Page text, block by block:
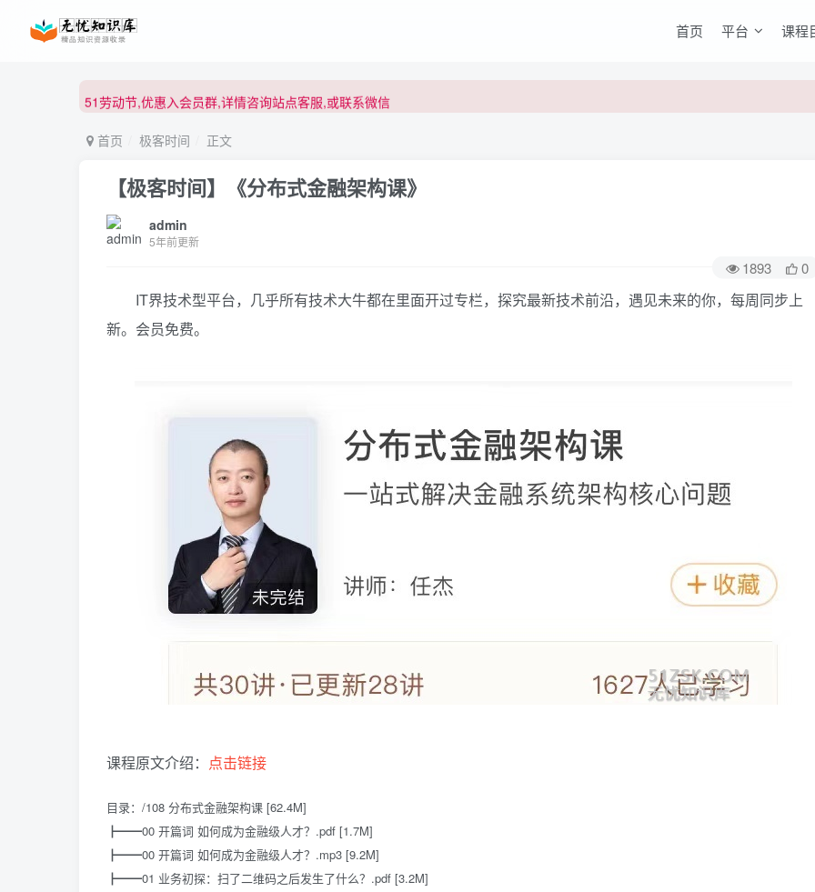
首页 平台 课程
51劳动节,优惠入会员群,详情咨询站点客服,或联系微信
51劳动节,优惠入会员群,详情咨询站点客服,或联系微信
首页 极客时间 正文
【极客时间】《分布式金融架构课》
admin
5年前更新
1893 0
IT界技术型平台，几乎所有技术大牛都在里面开过专栏，探究最新技术前沿，遇见未来的你，每周同步上
新。会员免费。
课程原文介绍： 点击链接
目录：/108 分布式金融架构课 [62.4M]
┣━━00 开篇词 如何成为金融级人才？.pdf [1.7M]
┣━━00 开篇词 如何成为金融级人才？.mp3 [9.2M]
┣━━01 业务初探：扫了二维码之后发生了什么？.pdf [3.2M]